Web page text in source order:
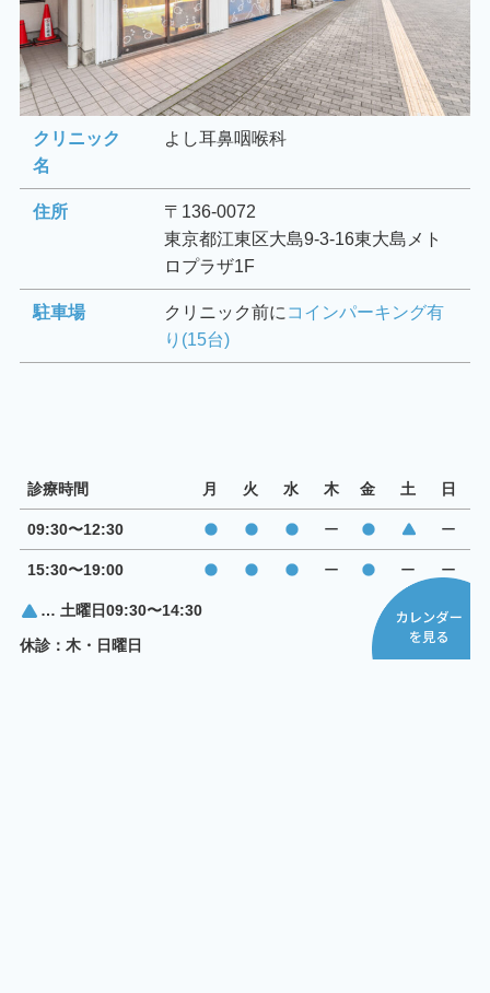
クリニック
名
よし耳鼻咽喉科
住所
〒136-0072
東京都江東区大島9-3-16東大島メト
ロプラザ1F
駐車場 クリニック前に コインパーキング有
り(15台)
診療時間 月 火 水 木 金 土 日
09:30〜12:30 ー ー
15:30〜19:00 ー ー ー
… 土曜日09:30〜14:30
休診：木・日曜日